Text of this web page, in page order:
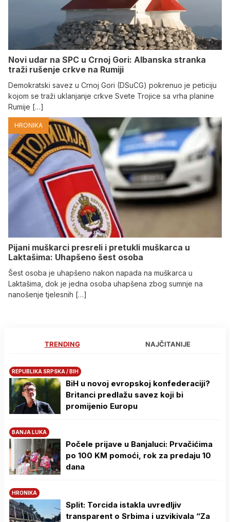
Novi udar na SPC u Crnoj Gori: Albanska stranka
traži rušenje crkve na Rumiji
Demokratski savez u Crnoj Gori (DSuCG) pokrenuo je peticiju
kojom se traži uklanjanje crkve Svete Trojice sa vrha planine
Rumije […]
HRONIKA
Pijani muškarci presreli i pretukli muškarca u
Laktašima: Uhapšeno šest osoba
Šest osoba je uhapšeno nakon napada na muškarca u
Laktašima, dok je jedna osoba uhapšena zbog sumnje na
nanošenje tjelesnih […]
TRENDING NAJČITANIJE
REPUBLIKA SRPSKA / BIH
BiH u novoj evropskoj konfederaciji?
Britanci predlažu savez koji bi
promijenio Europu
BANJA LUKA
Počele prijave u Banjaluci: Prvačićima
po 100 KM pomoći, rok za predaju 10
dana
HRONIKA
Split: Torcida istakla uvredljiv
transparent o Srbima i uzvikivala “Za